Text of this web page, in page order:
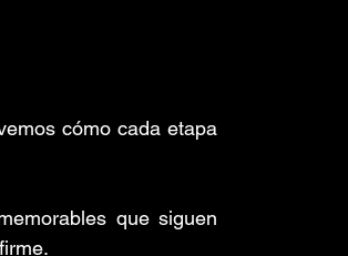
cómo cada etapa
que siguen